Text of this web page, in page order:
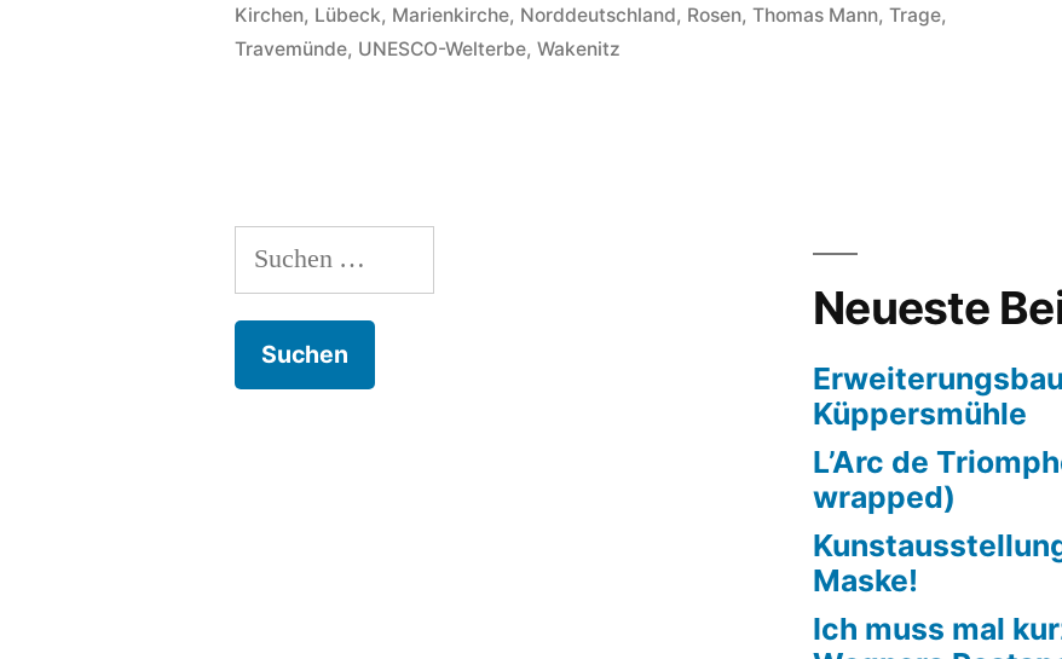
Roses“
Kirchen, Lübeck, Marienkirche, Norddeutschland, Rosen,Thomas Mann,Trage,
Travemünde, UNESCO-Welterbe,Wakenitz
Suche
nach:
Neueste
Küppersmühle
L’Arc de
wrapped)
Maske!
Ich muss mal